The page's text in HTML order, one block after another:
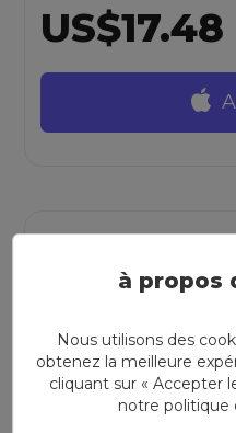
US$17.48
Enregistreur
Enregistrer l'écran
son. Il offre des
l'enregistrement de
à propos
Nous utilisons des
obtenez la meilleure
cliquant sur « Accepter
notre politique